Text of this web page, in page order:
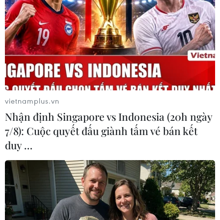
Nội dung triển lãm.
vietnamplus.vn
Nhận định Singapore vs Indonesia (20h ngày
7/8): Cuộc quyết đấu giành tấm vé bán kết
duy …